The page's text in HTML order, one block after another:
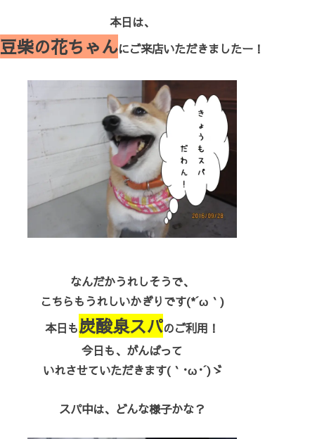
本日は、
豆柴の花ちゃんにご来店いただきましたー！
なんだかうれしそうで、
こちらもうれしいかぎりです(*´ω｀)
本日も炭酸泉スパのご利用！
今日も、がんばって
いれさせていただきます(｀･ω･´)ゞ
スパ中は、どんな様子かな？